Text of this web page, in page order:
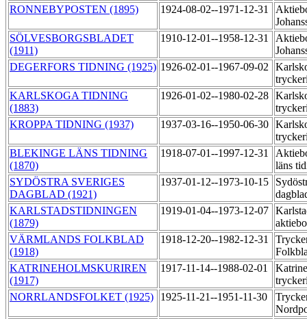
RONNEBYPOSTEN (1895)
1924-08-02--1971-12-31
SÖLVESBORGSBLADET
(1911)
1910-12-01--1958-12-31
DEGERFORS TIDNING (1925) 1926-02-01--1967-09-02
KARLSKOGA TIDNING
(1883)
1926-01-02--1980-02-28
KROPPA TIDNING (1937)
1937-03-16--1950-06-30
BLEKINGE LÄNS TIDNING
(1870)
1918-07-01--1997-12-31
läns
SYDÖSTRA SVERIGES
DAGBLAD (1921)
1937-01-12--1973-10-15
KARLSTADSTIDNINGEN
(1879)
1919-01-04--1973-12-07
VÄRMLANDS FOLKBLAD
(1918)
1918-12-20--1982-12-31
KATRINEHOLMSKURIREN
(1917)
1917-11-14--1988-02-01
NORRLANDSFOLKET (1925)
1925-11-21--1951-11-30